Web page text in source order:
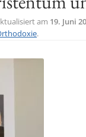
am 19. Juni
.